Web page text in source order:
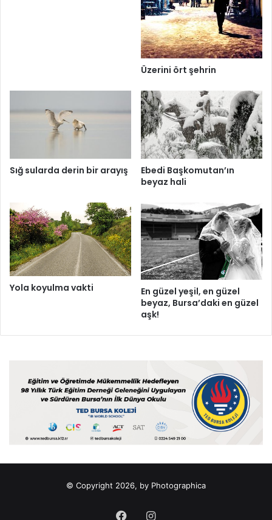
Üzerini ört şehrin
Sığ sularda derin bir arayış
Ebedi Başkomutan’ın
beyaz hali
Yola koyulma vakti
En güzel yeşil, en güzel
beyaz, Bursa’daki en güzel
aşk!
© Copyright 2026, by Photographica
FacebookInstagram